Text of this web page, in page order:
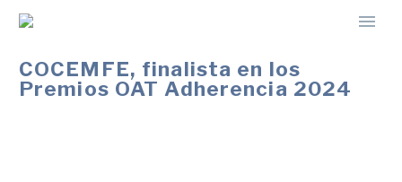
COCEMFE, finalista en los
Premios OAT Adherencia 2024